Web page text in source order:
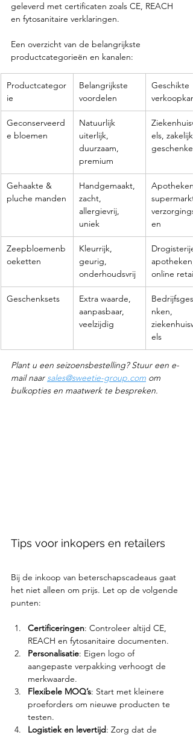
geleverd met certificaten zoals CE, REACH
en fytosanitaire verklaringen.
Een overzicht van de belangrijkste
productcategorieën en kanalen:
Productcategor
ie
Belangrijkste
voordelen
Geschikte
Geconserveerd
e bloemen
Natuurlijk
uiterlijk,
duurzaam,
premium
els,
geschenken
Gehaakte &
pluche manden
Handgemaakt,
zacht,
allergievrij,
uniek
Apotheken,
en
Zeepbloemenb
oeketten
Kleurrijk,
geurig,
onderhoudsvrij
apotheken,
online retail
Geschenksets
Extra waarde,
aanpasbaar,
veelzijdig
nken,
els
Plant u een seizoensbestelling? Stuur een e-
mail naar sales@sweetie-group.com om
bulkopties en maatwerk te bespreken.
Tips voor inkopers en retailers
Bij de inkoop van beterschapscadeaus gaat
het niet alleen om prijs. Let op de volgende
punten:
Certificeringen: Controleer altijd CE,
REACH en fytosanitaire documenten.
Personalisatie: Eigen logo of
aangepaste verpakking verhoogt de
merkwaarde.
Flexibele MOQ’s: Start met kleinere
proeforders om nieuwe producten te
testen.
Logistiek en levertijd: Zorg dat de